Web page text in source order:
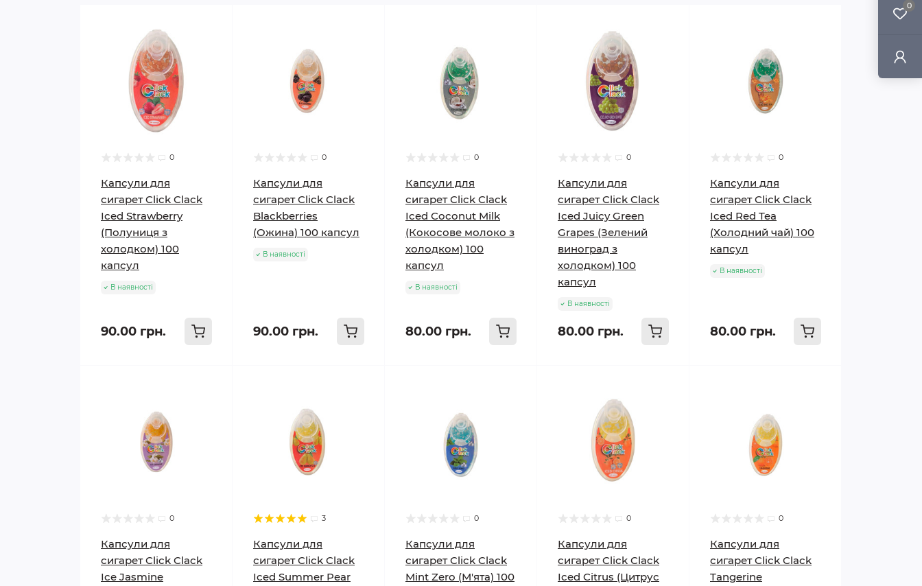
0
0
Капсули для
сигарет Click Clack
Iced Strawberry
(Полуниця з
холодком) 100
капсул
В наявності
90.00 грн.
0
Капсули для
сигарет Click Clack
Blackberries
(Ожина) 100 капсул
В наявності
90.00 грн.
0
Капсули для
сигарет Click Clack
Iced Coconut Milk
(Кокосове молоко з
холодком) 100
капсул
В наявності
80.00 грн.
0
Капсули для
сигарет Click Clack
Iced Juicy Green
Grapes (Зелений
виноград з
холодком) 100
капсул
В наявності
80.00 грн.
0
Капсули для
сигарет Click Clack
Iced Red Tea
(Холодний чай) 100
капсул
В наявності
80.00 грн.
0
Капсули для
сигарет Click Clack
Ice Jasmine
3
Капсули для
сигарет Click Clack
Iced Summer Pear
0
Капсули для
сигарет Click Clack
Mint Zero (М'ята) 100
0
Капсули для
сигарет Click Clack
Iced Citrus (Цитрус
0
Капсули для
сигарет Click Clack
Tangerine